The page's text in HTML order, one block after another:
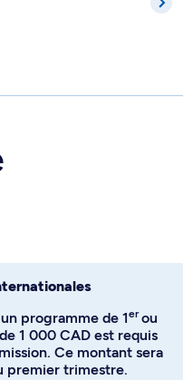
programme de 1erou
1 000 CAD est requis
Ce montant sera
premier trimestre.